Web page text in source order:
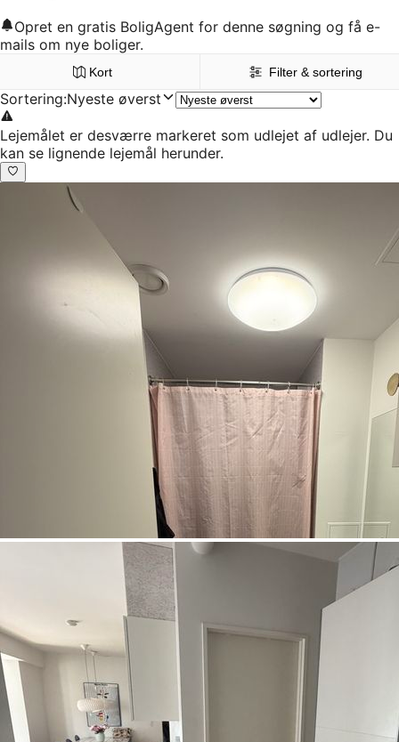
Opret en gratis BoligAgent for denne søgning og få e-
mails om nye boliger.
Kort Filter & sortering
Sortering:Nyeste øverst
Lejemålet er desværre markeret som udlejet af udlejer. Du
kan se lignende lejemål herunder.